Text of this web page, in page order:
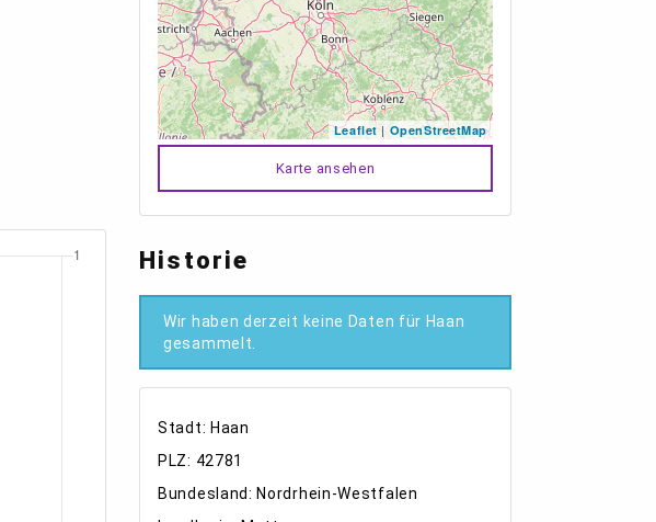
Leaflet| OpenStreetMap
Karte ansehen
Historie
Wir haben derzeit keine Daten für Haan
gesammelt.
Stadt: Haan
PLZ: 42781
Bundesland: Nordrhein-Westfalen